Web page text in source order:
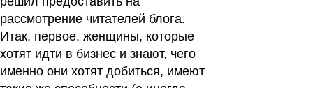
рассмотрение читателей блога.
Итак, первое, женщины, которые
хотят идти в бизнес и знают, чего
именно они хотят добиться, имеют